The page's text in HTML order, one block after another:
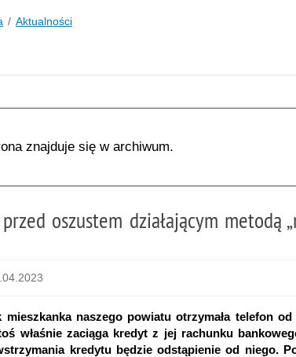
Aktualności
znajduje się w archiwum.
oszustem działającym metodą
mieszkanka naszego powiatu otrzymała telefon
właśnie zaciąga kredyt z jej rachunku
kredytu będzie odstąpienie od niego.